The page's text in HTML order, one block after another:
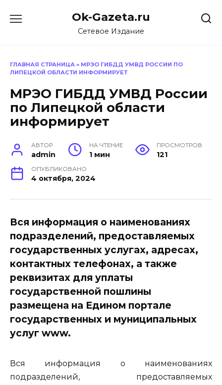
Ok-Gazeta.ru
Сетевое Издание
ГЛАВНАЯ СТРАНИЦА » МРЭО ГИБДД УМВД РОССИИ ПО
ЛИПЕЦКОЙ ОБЛАСТИ ИНФОРМИРУЕТ
МРЭО ГИБДД УМВД России
по Липецкой области
информирует
АВТОР
admin
НА ЧТЕНИЕ
1 мин
ПРОСМОТРОВ
121
ОПУБЛИКОВАНО
4 октября, 2024
Вся информация о наименованиях
подразделений, предоставляемых
государственных услугах, адресах,
контактных телефонах, а также
реквизитах для уплаты
государственной пошлины
размещена на Едином портале
государственных и муниципальных
услуг www.
Вся информация о наименованиях
подразделений, предоставляемых